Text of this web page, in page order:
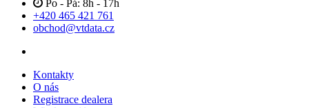
Po - Pá: 8h - 17h
+420 465 421 761
obchod@vtdata.cz
Kontakty
O nás
Registrace dealera